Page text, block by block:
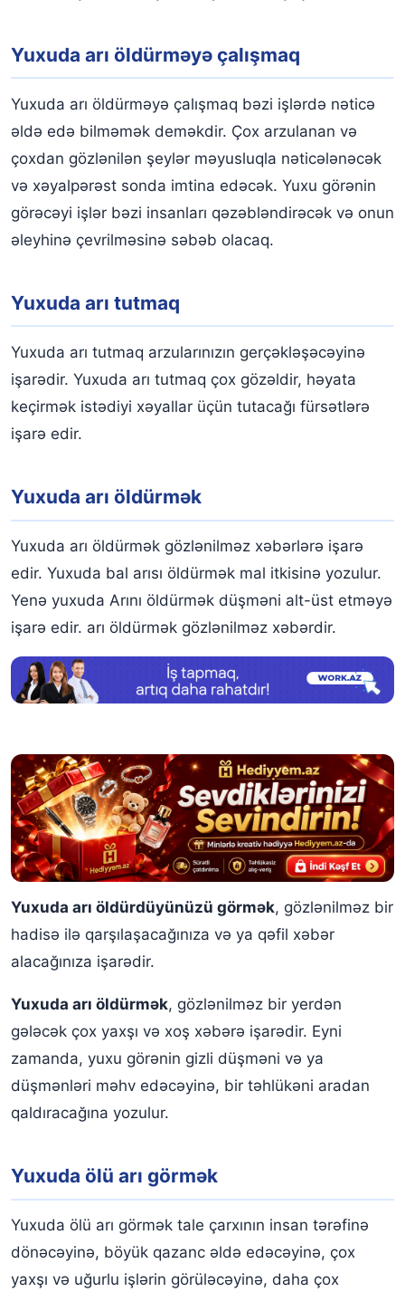
Yuxuda arı öldürməyə çalışmaq
Yuxuda arı öldürməyə çalışmaq bəzi işlərdə nəticə
əldə edə bilməmək deməkdir. Çox arzulanan və
çoxdan gözlənilən şeylər məyusluqla nəticələnəcək
və xəyalpərəst sonda imtina edəcək. Yuxu görənin
görəcəyi işlər bəzi insanları qəzəbləndirəcək və onun
əleyhinə çevrilməsinə səbəb olacaq.
Yuxuda arı tutmaq
Yuxuda arı tutmaq arzularınızın gerçəkləşəcəyinə
işarədir. Yuxuda arı tutmaq çox gözəldir, həyata
keçirmək istədiyi xəyallar üçün tutacağı fürsətlərə
işarə edir.
Yuxuda arı öldürmək
Yuxuda arı öldürmək gözlənilməz xəbərlərə işarə
edir. Yuxuda bal arısı öldürmək mal itkisinə yozulur.
Yenə yuxuda Arını öldürmək düşməni alt-üst etməyə
işarə edir. arı öldürmək gözlənilməz xəbərdir.
Yuxuda arı öldürdüyünüzü görmək, gözlənilməz bir
hadisə ilə qarşılaşacağınıza və ya qəfil xəbər
alacağınıza işarədir.
Yuxuda arı öldürmək, gözlənilməz bir yerdən
gələcək çox yaxşı və xoş xəbərə işarədir. Eyni
zamanda, yuxu görənin gizli düşməni və ya
düşmənləri məhv edəcəyinə, bir təhlükəni aradan
qaldıracağına yozulur.
Yuxuda ölü arı görmək
Yuxuda ölü arı görmək tale çarxının insan tərəfinə
dönəcəyinə, böyük qazanc əldə edəcəyinə, çox
yaxşı və uğurlu işlərin görüləcəyinə, daha çox